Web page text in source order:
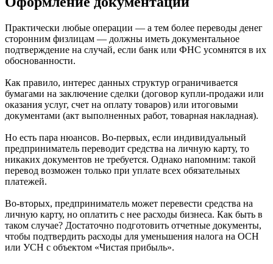
Практически любые операции — а тем более переводы денег
сторонним физлицам — должны иметь документальное
подтверждение на случай, если банк или ФНС усомнятся в их
обоснованности.
Как правило, интерес данных структур ограничивается
бумагами на заключение сделки (договор купли-продажи или
оказания услуг, счет на оплату товаров) или итоговыми
документами (акт выполненных работ, товарная накладная).
Но есть пара нюансов. Во-первых, если индивидуальный
предприниматель переводит средства на личную карту, то
никаких документов не требуется. Однако напомним: такой
перевод возможен только при уплате всех обязательных
платежей.
Во-вторых, предприниматель может перевести средства на
личную карту, но оплатить с нее расходы бизнеса. Как быть в
таком случае? Достаточно подготовить отчетные документы,
чтобы подтвердить расходы для уменьшения налога на ОСН
или УСН с объектом «Чистая прибыль».